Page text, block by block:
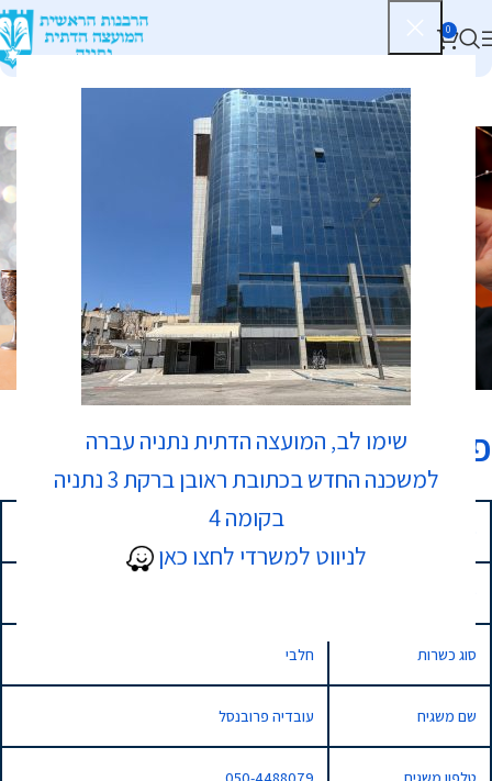
שימו לב, המועצה הדתית נתניה עברה
למשכנה החדש בכתובת ראובן ברקת 3 נתניה
בקומה 4
לניווט למשרדי לחצו כאן
0
כשרות
פיזה פיצה
9 בורוכוב, נתניה, Israel
סוג כשרות חלבי
שם משגיח עובדיה פרובנסל